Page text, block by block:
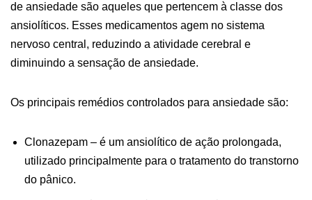
de ansiedade são aqueles que pertencem à classe dos
ansiolíticos. Esses medicamentos agem no sistema
nervoso central, reduzindo a atividade cerebral e
diminuindo a sensação de ansiedade.
Os principais remédios controlados para ansiedade são:
Clonazepam – é um ansiolítico de ação prolongada,
utilizado principalmente para o tratamento do transtorno
do pânico.